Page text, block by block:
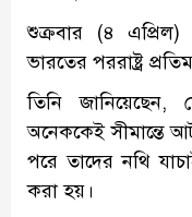
শুক্রবার (৪
ভারতের পররাষ্ট্র
তিনি জানিয়েছেন,
অনেককেই সীমান্তে
পরে তাদের নথি
করা হয়।